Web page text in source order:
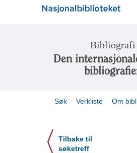
Bibliografi
Den
Søk Verkliste Om
Tilbake til
søketreff